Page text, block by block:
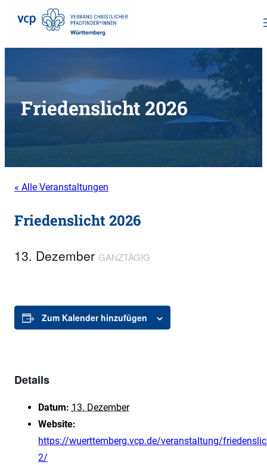
Friedenslicht 2026
« Alle Veranstaltungen
Friedenslicht 2026
13. Dezember GANZTÄGIG
Zum Kalender hinzufügen
Details
Datum: 13. Dezember
Website:
https://wuerttemberg.vcp.de/veranstaltung/
2/